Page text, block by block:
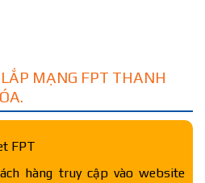
MẠNG FPT THANH
FPT
hàng truy cập vào website